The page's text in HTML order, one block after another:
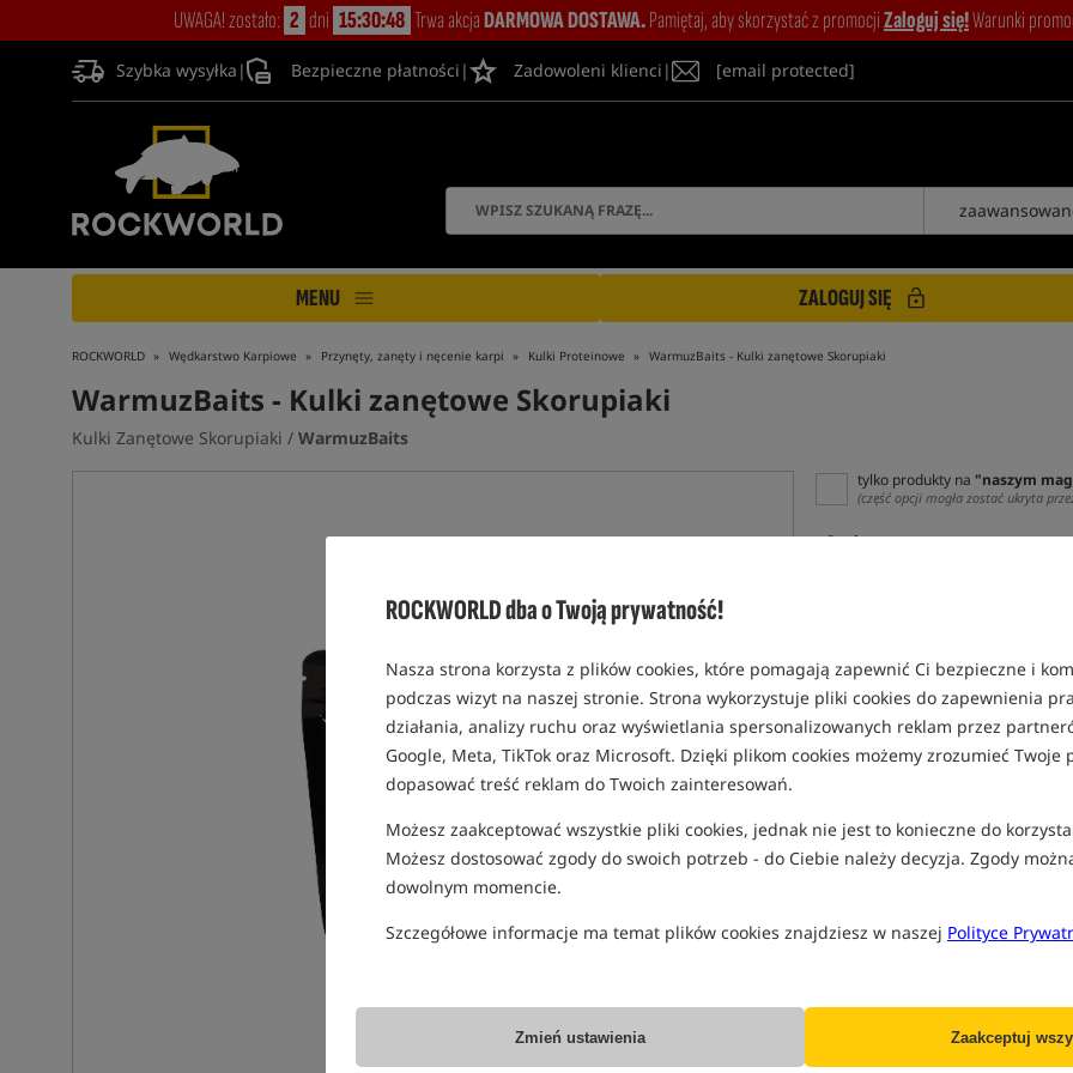
ROCKWORLD dba o Twoją prywatność!
Nasza strona korzysta z plików cookies, które pomagają zapewnić Ci bezpieczne i
podczas wizyt na naszej stronie. Strona wykorzystuje pliki cookies do zapewnienia
działania, analizy ruchu oraz wyświetlania spersonalizowanych reklam przez
Google, Meta, TikTok oraz Microsoft. Dzięki plikom cookies możemy zrozumieć Twoje
dopasować treść reklam do Twoich zainteresowań.
Możesz zaakceptować wszystkie pliki cookies, jednak nie jest to konieczne do
Możesz dostosować zgody do swoich potrzeb - do Ciebie należy decyzja. Zgody
dowolnym momencie.
Szczegółowe informacje ma temat plików cookies znajdziesz w naszej Polityce
Zmień ustawienia Zaakceptuj
UWAGA! zostało: 2 dni 15:30:47 Trwa akcjaDARMOWA DOSTAWA.Pamiętaj, aby skorzystać z promocjiZaloguj się!Warunki
Szybka wysyłka | Bezpieczne płatności | Zadowoleni klienci | [email protected]
MENU ZALOGUJ SIĘ
ROCKWORLD Wędkarstwo Karpiowe Przynęty, zanęty i nęcenie karpi Kulki Proteinowe WarmuzBaits - Kulki zanętowe Skorupiaki
WarmuzBaits - Kulki zanętowe Skorupiaki
Kulki Zanętowe Skorupiaki / WarmuzBaits
tylko produkty na "naszym
(część opcji mogła zostać ukryta
Opcja
0,10
rozmiar 16 mm / 250g
0,15
rozmiar 16 mm / 900g